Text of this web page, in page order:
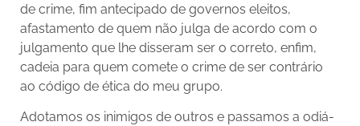
de crime, fim antecipado de governos eleitos,
afastamento de quem não julga de acordo com o
julgamento que lhe disseram ser o correto, enfim,
cadeia para quem comete o crime de ser contrário
ao código de ética do meu grupo.
Adotamos os inimigos de outros e passamos a odiá-